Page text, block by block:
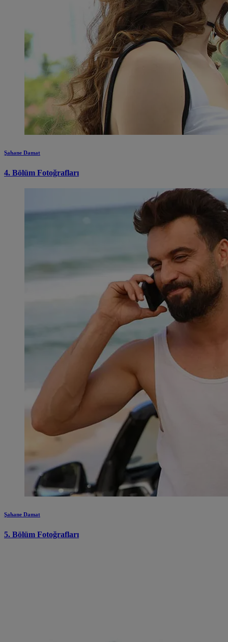
Şahane Damat
4. Bölüm Fotoğrafları
Şahane Damat
5. Bölüm Fotoğrafları